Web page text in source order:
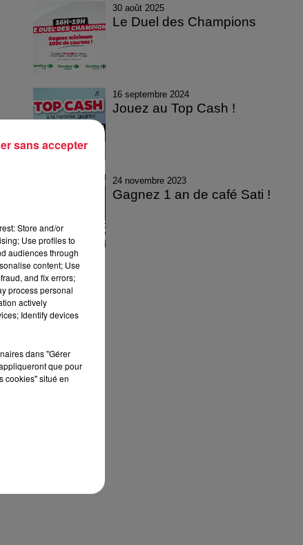
30 août 2025
Le Duel des Champions
16 septembre 2024
Jouez au Top Cash !
24 novembre 2023
Gagnez 1 an de café Sati !
Store and/or
Use profiles to
audiences through
content; Use
and fix errors;
process personal
actively
Identify devices
dans "Gérer
que pour
cookies" situé en
sans accepter